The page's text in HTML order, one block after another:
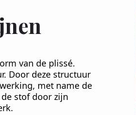
van de plissé.
Door deze structuur
met name de
stof door zijn